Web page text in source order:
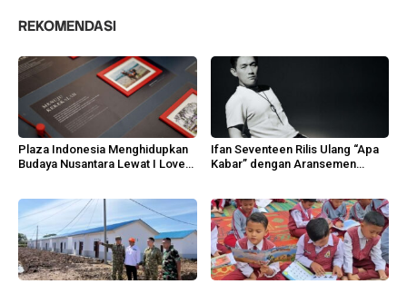
REKOMENDASI
Plaza Indonesia Menghidupkan
Budaya Nusantara Lewat I Love
Ifan Seventeen Rilis Ulang “Apa
Kabar” dengan Aransemen